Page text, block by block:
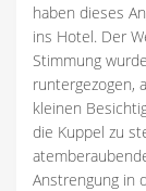
haben dieses
ins Hotel. Der
Stimmung
runtergezogen,
kleinen
die Kuppel zu
Anstrengung in